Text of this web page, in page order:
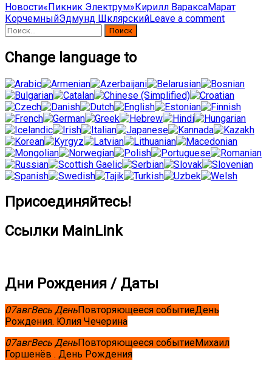
Новости«Пикник Электрум»Кирилл ВараксаМарат
КорчемныйЭдмунд ШклярскийLeave a comment
Найти:
Change language to
Присоединяйтесь!
Ссылки MainLink
Дни Рождения / Даты
07авгВесь ДеньПовторяющееся событиеДень
Рождения. Юлия Чечерина
07авгВесь ДеньПовторяющееся событиеМихаил
Горшенёв . День Рождения